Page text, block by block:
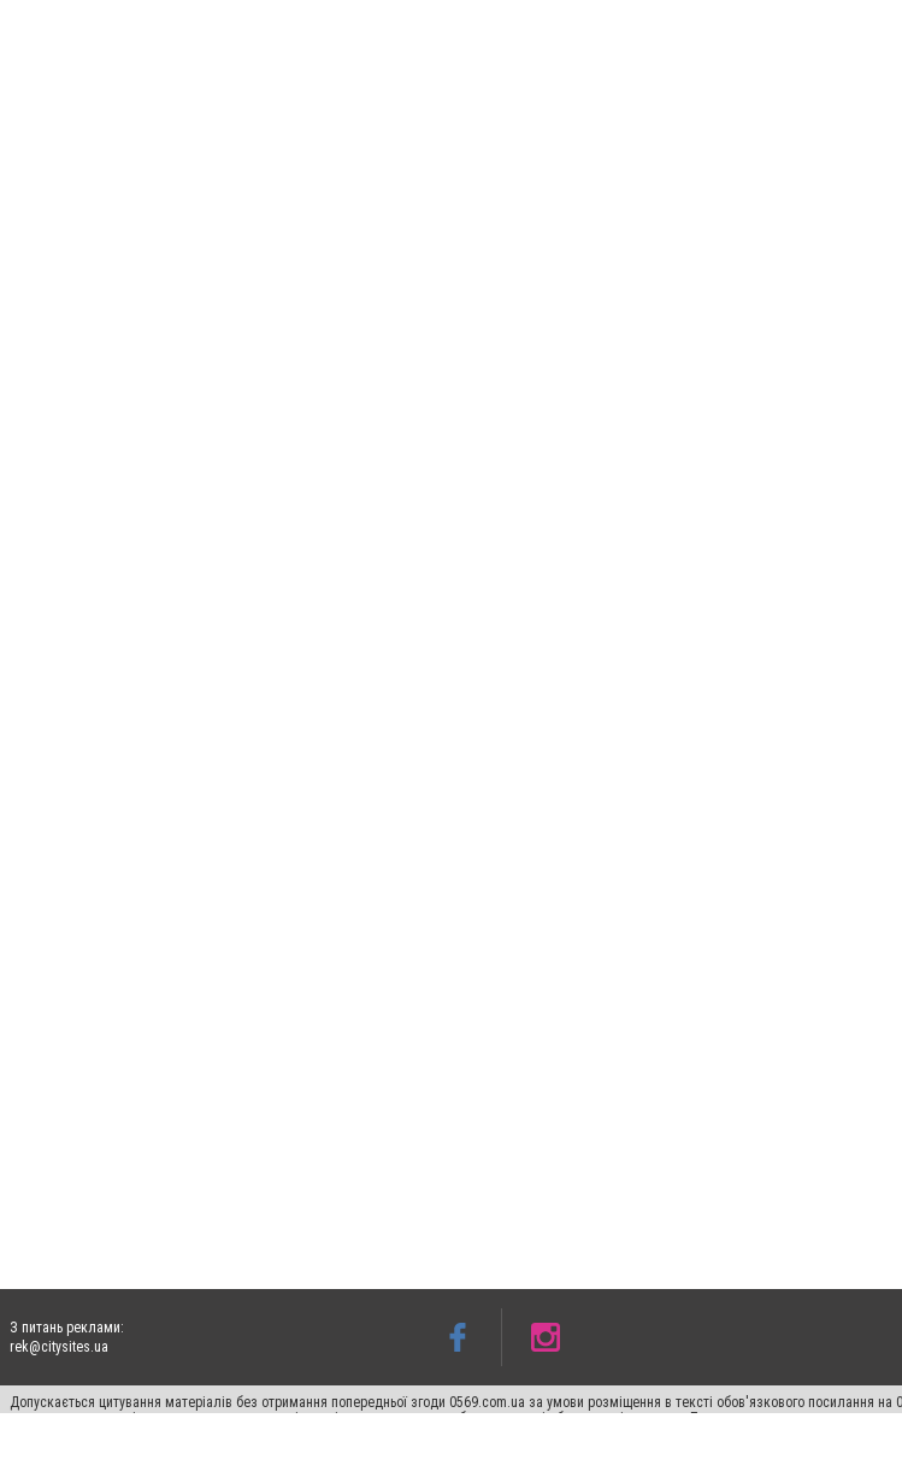
З питань реклами:
rek@citysites.ua
Допускається цитування матеріалів без отримання попередньої згоди 0569.com.ua за умови розміщення в тексті обов'язкового посилання
пошукових систем гіперпосилання на цитовані статті не нижче другого абзацу в тексті або в якості джерела. Порушення виняткових прав